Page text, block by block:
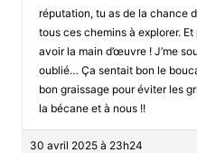
réputation, tu as de la chance
tous ces chemins à explorer.
avoir la main d’œuvre ! J’me
oublié… Ça sentait bon le
bon graissage pour éviter les
la bécane et à nous !!
30 avril 2025 à 23h24